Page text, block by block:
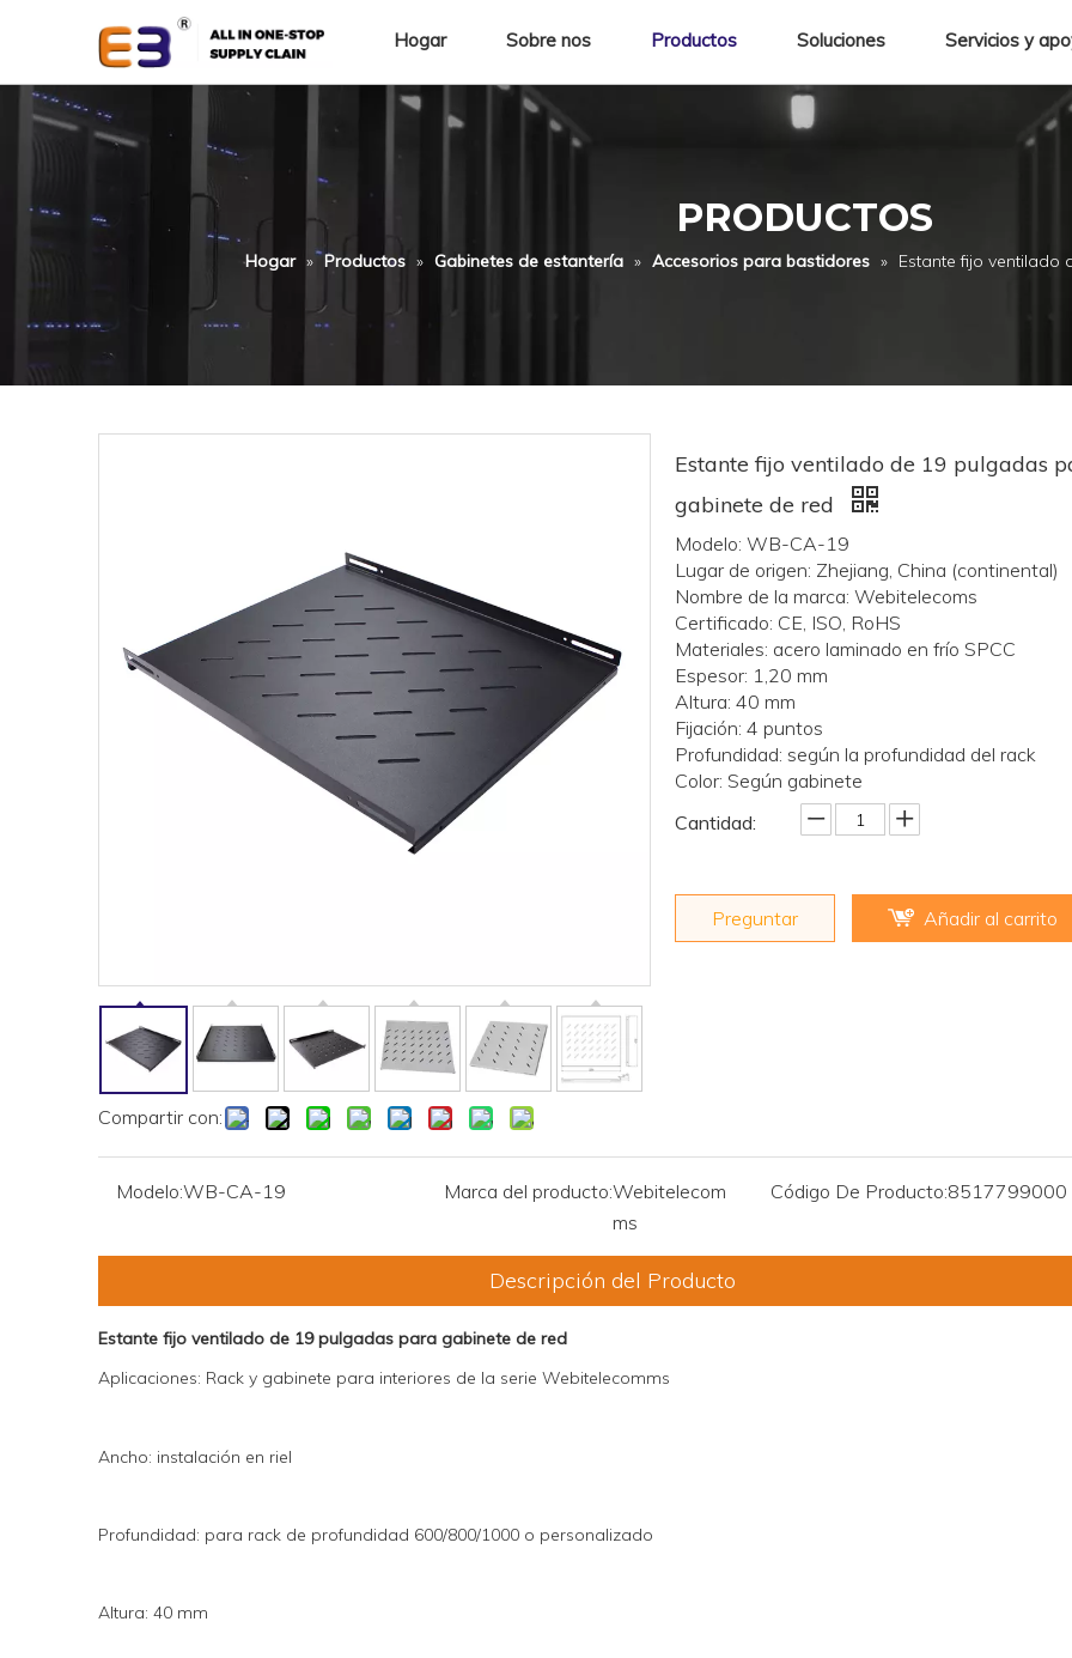
Hogar Sobre nos Productos Soluciones Servicios y
PRODUCTOS
Hogar » Productos » Gabinetes de estantería » Accesorios para bastidores » Estante fijo
Compartir con:
Estante fijo ventilado de 19 pulgadas
gabinete de red
Modelo: WB-CA-19
Lugar de origen: Zhejiang, China (continental)
Nombre de la marca: Webitelecoms
Certificado: CE, ISO, RoHS
Materiales: acero laminado en frío SPCC
Espesor: 1,20 mm
Altura: 40 mm
Fijación: 4 puntos
Profundidad: según la profundidad del rack
Color: Según gabinete
Cantidad:
Preguntar Añadir al carrito
Modelo:WB-CA-19 Marca del producto:Webitelecom
ms
Código De Producto:8517799000
Descripción del Producto
Estante fijo ventilado de 19 pulgadas para gabinete de red
Aplicaciones: Rack y gabinete para interiores de la serie Webitelecomms
Ancho: instalación en riel
Profundidad: para rack de profundidad 600/800/1000 o personalizado
Altura: 40 mm